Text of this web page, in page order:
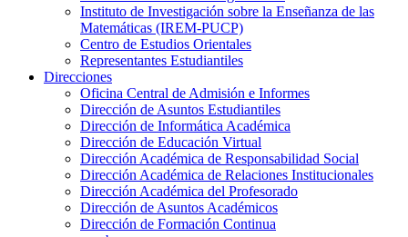
Instituto de Investigación sobre la Enseñanza de las
Matemáticas (IREM-PUCP)
Centro de Estudios Orientales
Representantes Estudiantiles
Direcciones
Oficina Central de Admisión e Informes
Dirección de Asuntos Estudiantiles
Dirección de Informática Académica
Dirección de Educación Virtual
Dirección Académica de Responsabilidad Social
Dirección Académica de Relaciones Institucionales
Dirección Académica del Profesorado
Dirección de Asuntos Académicos
Dirección de Formación Continua